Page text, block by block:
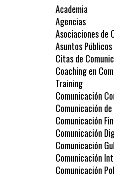
Academia
Agencias
Asociaciones de
Asuntos Públicos
Citas de
Coaching en
Training
Comunicación
Comunicación
Comunicación
Comunicación
Comunicación
Comunicación
Comunicación